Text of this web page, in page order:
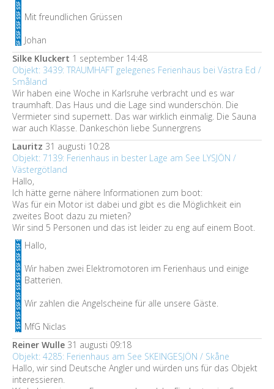
Mit freundlichen Grüssen
Johan
Silke Kluckert 1 september 14:48
Objekt: 3439: TRAUMHAFT gelegenes Ferienhaus bei Västra Ed /
Småland
Wir haben eine Woche in Karlsruhe verbracht und es war
traumhaft. Das Haus und die Lage sind wunderschön. Die
Vermieter sind supernett. Das war wirklich einmalig. Die Sauna
war auch Klasse. Dankeschön liebe Sunnergrens
Lauritz 31 augusti 10:28
Objekt: 7139: Ferienhaus in bester Lage am See LYSJÖN /
Västergötland
Hallo,
Ich hätte gerne nähere Informationen zum boot:
Was für ein Motor ist dabei und gibt es die Möglichkeit ein
zweites Boot dazu zu mieten?
Wir sind 5 Personen und das ist leider zu eng auf einem Boot.
Hallo,
Wir haben zwei Elektromotoren im Ferienhaus und einige
Batterien.
Wir zahlen die Angelscheine für alle unsere Gäste.
MfG Niclas
Reiner Wulle 31 augusti 09:18
Objekt: 4285: Ferienhaus am See SKEINGESJÖN / Skåne
Hallo, wir sind Deutsche Angler und würden uns für das Objekt
interessieren.